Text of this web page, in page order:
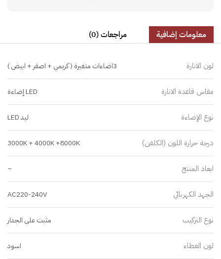
معلومات إضافية مراجعات (0)
لون الانارة 3اضاءات متغيرة ( كريمي + اصفر + ابيض )
مقاس قاعدة الانارة LED إضاءة
نوع الإضاءة ليد LED
درجة حرارة اللون (الكلفن) 3000K + 4000K +8000K
ابعاد المنتج –
الجهد الكهربائي AC220-240V
نوع التركيب مثبت على الجدار
لون الغطاء اسود